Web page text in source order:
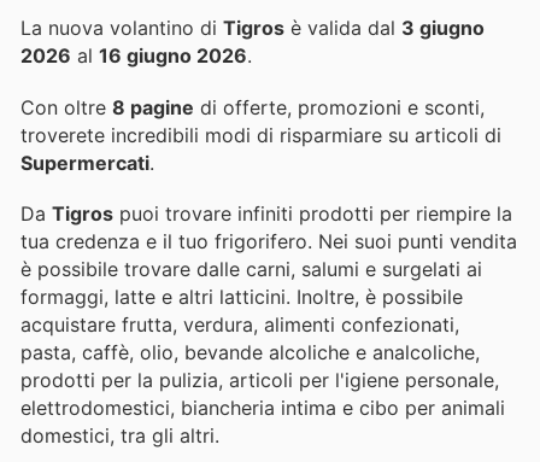
La nuova volantino di Tigros è valida dal 3 giugno
2026 al 16 giugno 2026.
Con oltre 8 pagine di offerte, promozioni e sconti,
troverete incredibili modi di risparmiare su articoli di
Supermercati.
Da Tigros puoi trovare infiniti prodotti per riempire la
tua credenza e il tuo frigorifero. Nei suoi punti vendita
è possibile trovare dalle carni, salumi e surgelati ai
formaggi, latte e altri latticini. Inoltre, è possibile
acquistare frutta, verdura, alimenti confezionati,
pasta, caffè, olio, bevande alcoliche e analcoliche,
prodotti per la pulizia, articoli per l'igiene personale,
elettrodomestici, biancheria intima e cibo per animali
domestici, tra gli altri.